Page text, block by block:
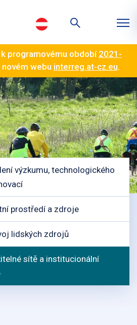
programovému období2021-
webu interreg.at-cz.eu.
výzkumu, technologického
prostředí a zdroje
lidských zdrojů
sítě a institucionální